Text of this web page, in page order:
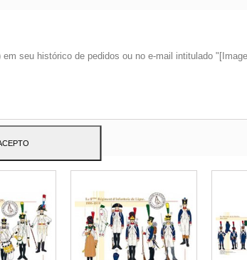
seu histórico de pedidos ou no e-mail intitulado
hábitos navegação.